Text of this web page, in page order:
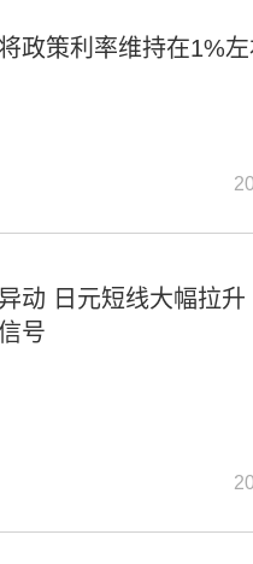
政策利率维持在1%
动 日元短线大幅拉
号